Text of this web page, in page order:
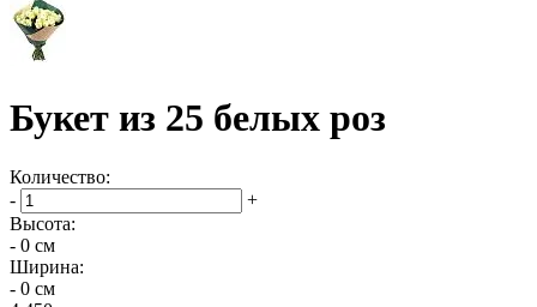
Букет из 25 белых роз
Количество:
-
+
Высота:
- 0 см
Ширина:
- 0 см